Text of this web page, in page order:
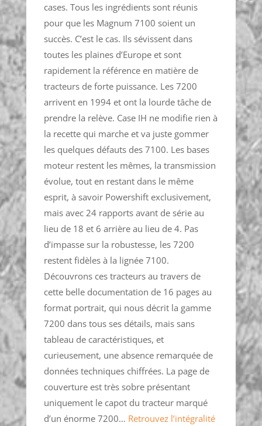
cases. Tous les ingrédients sont réunis
pour que les Magnum 7100 soient un
succès. C’est le cas. Ils sévissent dans
toutes les plaines d’Europe et sont
rapidement la référence en matière de
tracteurs de forte puissance. Les 7200
arrivent en 1994 et ont la lourde tâche de
prendre la relève. Case IH ne modifie rien à
la recette qui marche et va juste gommer
les quelques défauts des 7100. Les bases
moteur restent les mêmes, la transmission
évolue, tout en restant dans le même
esprit, à savoir Powershift exclusivement,
mais avec 24 rapports avant de série au
lieu de 18 et 6 arrière au lieu de 4. Pas
d’impasse sur la robustesse, les 7200
restent fidèles à la lignée 7100.
Découvrons ces tracteurs au travers de
cette belle documentation de 16 pages au
format portrait, qui nous décrit la gamme
7200 dans tous ses détails, mais sans
tableau de caractéristiques, et
curieusement, une absence remarquée de
données techniques chiffrées. La page de
couverture est très sobre présentant
uniquement le capot du tracteur marqué
d’un énorme 7200… Retrouvez l’intégralité